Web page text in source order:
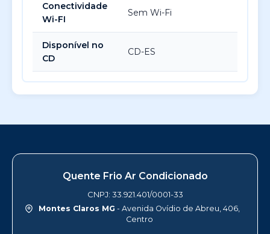
Conectividade
Wi-FI
Sem Wi-Fi
Disponível no
CD
CD-ES
Quente Frio Ar Condicionado
CNPJ: 33.921.401/0001-33
Montes Claros MG - Avenida Ovídio de Abreu, 406,
Centro